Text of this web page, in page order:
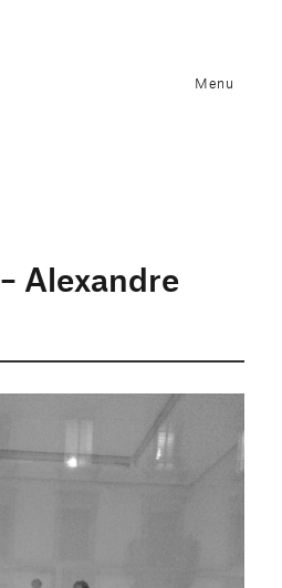
Menu
– Alexandre